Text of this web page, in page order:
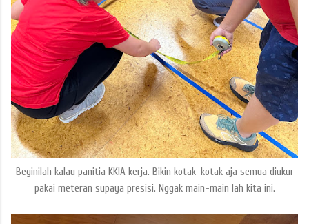
Beginilah kalau panitia KKIA kerja. Bikin kotak-kotak aja semua diukur
pakai meteran supaya presisi. Nggak main-main lah kita ini.